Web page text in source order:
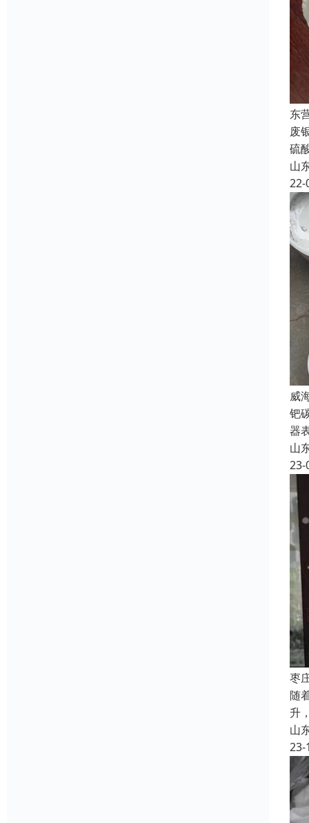
东
废
硫
山
22-
威
钯
器
山
23-
枣
随
升
山
23-